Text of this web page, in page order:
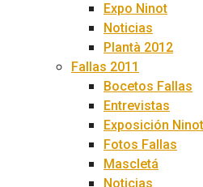
Expo Ninot
Noticias
Plantà 2012
Fallas 2011
Bocetos Fallas
Entrevistas
Exposición Ninot
Fotos Fallas
Mascletá
Noticias